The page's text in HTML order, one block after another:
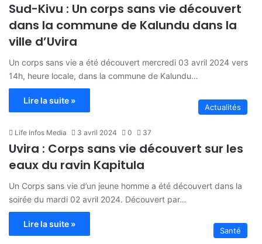
Sud-Kivu : Un corps sans vie découvert
dans la commune de Kalundu dans la
ville d’Uvira
Un corps sans vie a été découvert mercredi 03 avril 2024 vers
14h, heure locale, dans la commune de Kalundu…
Lire la suite »
Actualités
Life Infos Media 3 avril 2024 0 37
Uvira : Corps sans vie découvert sur les
eaux du ravin Kapitula
Un Corps sans vie d’un jeune homme a été découvert dans la
soirée du mardi 02 avril 2024. Découvert par…
Lire la suite »
Santé